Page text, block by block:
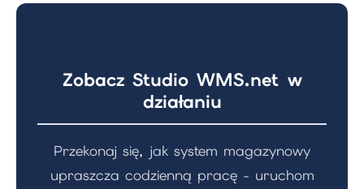
Zobacz Studio WMS.net w
działaniu
Przekonaj się, jak system magazynowy
upraszcza codzienną pracę - uruchom